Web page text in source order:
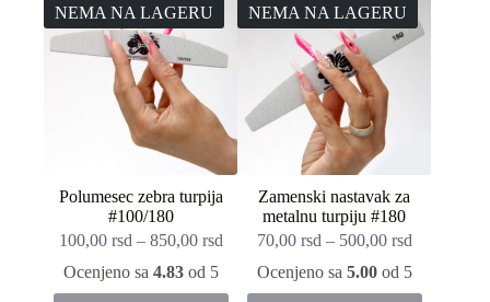
Opcije
mogu
biti
izabrane
na
stranici
proizvoda.
Opcije
mogu
biti
izabrane
na
stranici
proizvoda.
NEMA NA LAGERU
Polumesec zebra turpija
#100/180
100,00 rsd – 850,00 rsd
Ocenjeno sa 4.83od 5
NEMA NA LAGERU
Zamenski nastavak za
metalnu turpiju #180
70,00 rsd – 500,00 rsd
Ocenjeno sa 5.00od 5